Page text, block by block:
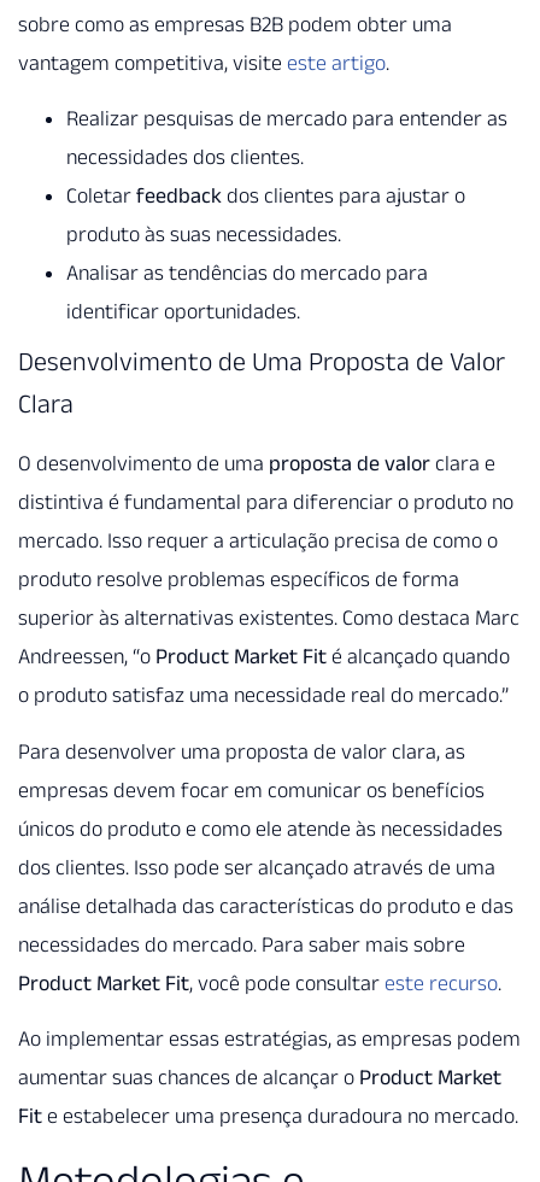
sobre como as empresas B2B podem obter uma
vantagem competitiva, visite este artigo.
Realizar pesquisas de mercado para entender as
necessidades dos clientes.
Coletar feedback dos clientes para ajustar o
produto às suas necessidades.
Analisar as tendências do mercado para
identificar oportunidades.
Desenvolvimento de Uma Proposta de Valor
Clara
O desenvolvimento de uma proposta de valor clara e
distintiva é fundamental para diferenciar o produto no
mercado. Isso requer a articulação precisa de como o
produto resolve problemas específicos de forma
superior às alternativas existentes. Como destaca Marc
Andreessen, “o Product Market Fit é alcançado quando
o produto satisfaz uma necessidade real do mercado.”
Para desenvolver uma proposta de valor clara, as
empresas devem focar em comunicar os benefícios
únicos do produto e como ele atende às necessidades
dos clientes. Isso pode ser alcançado através de uma
análise detalhada das características do produto e das
necessidades do mercado. Para saber mais sobre
Product Market Fit, você pode consultar este recurso.
Ao implementar essas estratégias, as empresas podem
aumentar suas chances de alcançar o Product Market
Fit e estabelecer uma presença duradoura no mercado.